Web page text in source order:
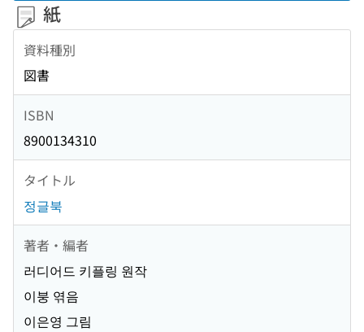
紙
資料種別
図書
ISBN
8900134310
タイトル
정글북
著者・編者
러디어드 키플링 원작
이붕 엮음
이은영 그림